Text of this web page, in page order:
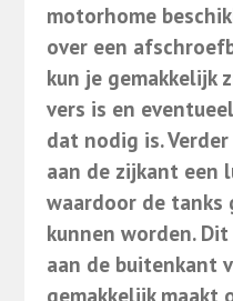
motorhome
over een
kun je gemakkelijk
vers is en
dat nodig is.
aan de zijkant een
waardoor de tanks
kunnen worden.
aan de buitenkant
gemakkelijk maakt